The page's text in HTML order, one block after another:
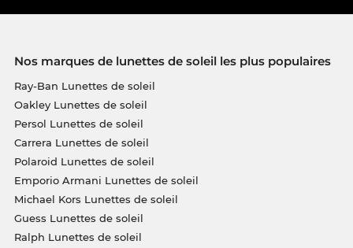
Nos marques de lunettes de soleil les plus populaires
Ray-Ban Lunettes de soleil
Oakley Lunettes de soleil
Persol Lunettes de soleil
Carrera Lunettes de soleil
Polaroid Lunettes de soleil
Emporio Armani Lunettes de soleil
Michael Kors Lunettes de soleil
Guess Lunettes de soleil
Ralph Lunettes de soleil